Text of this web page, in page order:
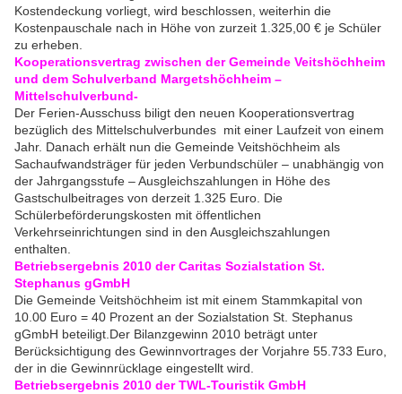
Kostendeckung vorliegt, wird beschlossen, weiterhin die
Kostenpauschale nach in Höhe von zurzeit 1.325,00 € je Schüler
zu erheben.
Kooperationsvertrag zwischen der Gemeinde Veitshöchheim
und dem Schulverband Margetshöchheim –
Mittelschulverbund-
Der Ferien-Ausschuss biligt den neuen Kooperationsvertrag
bezüglich des Mittelschulverbundes mit einer Laufzeit von einem
Jahr. Danach erhält nun die Gemeinde Veitshöchheim als
Sachaufwandsträger für jeden Verbundschüler – unabhängig von
der Jahrgangsstufe – Ausgleichszahlungen in Höhe des
Gastschulbeitrages von derzeit 1.325 Euro. Die
Schülerbeförderungskosten mit öffentlichen
Verkehrseinrichtungen sind in den Ausgleichszahlungen
enthalten.
Betriebsergebnis 2010 der Caritas Sozialstation St.
Stephanus gGmbH
Die Gemeinde Veitshöchheim ist mit einem Stammkapital von
10.00 Euro = 40 Prozent an der Sozialstation St. Stephanus
gGmbH beteiligt.Der Bilanzgewinn 2010 beträgt unter
Berücksichtigung des Gewinnvortrages der Vorjahre 55.733 Euro,
der in die Gewinnrücklage eingestellt wird.
Betriebsergebnis 2010 der TWL-Touristik GmbH